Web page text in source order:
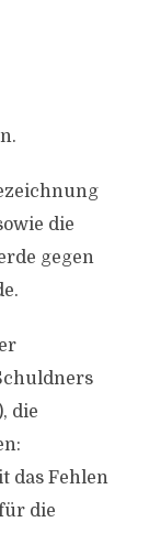
die
gegen
die
das Fehlen
die